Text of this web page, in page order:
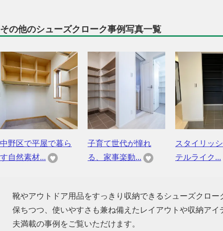
その他のシューズクローク事例写真一覧
中野区で平屋で暮ら
す自然素材...
子育て世代が憧れ
る、家事楽動...
スタイリッ
テルライク...
靴やアウトドア用品をすっきり収納できるシューズクロ
保ちつつ、使いやすさも兼ね備えたレイアウトや収納ア
夫満載の事例をご覧いただけます。